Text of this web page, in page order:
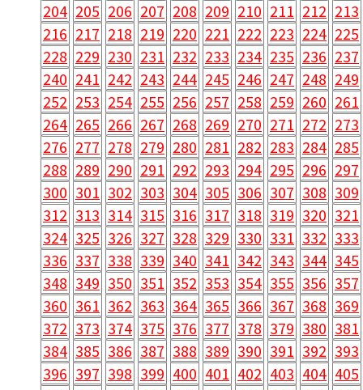
204 205 206 207 208 209 210 211 212 213
216 217 218 219 220 221 222 223 224 225
228 229 230 231 232 233 234 235 236 237
240 241 242 243 244 245 246 247 248 249
252 253 254 255 256 257 258 259 260 261
264 265 266 267 268 269 270 271 272 273
276 277 278 279 280 281 282 283 284 285
288 289 290 291 292 293 294 295 296 297
300 301 302 303 304 305 306 307 308 309
312 313 314 315 316 317 318 319 320 321
324 325 326 327 328 329 330 331 332 333
336 337 338 339 340 341 342 343 344 345
348 349 350 351 352 353 354 355 356 357
360 361 362 363 364 365 366 367 368 369
372 373 374 375 376 377 378 379 380 381
384 385 386 387 388 389 390 391 392 393
396 397 398 399 400 401 402 403 404 405